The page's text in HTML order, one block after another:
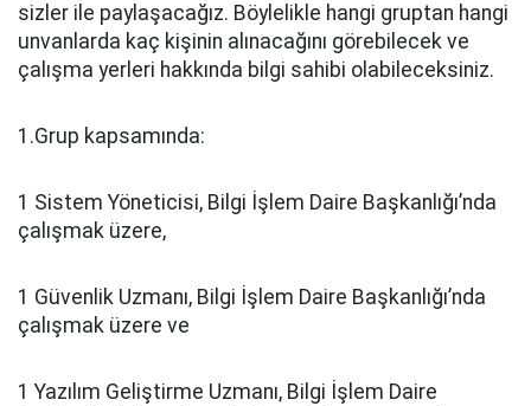
sizler ile paylaşacağız. Böylelikle hangi gruptan hangi
unvanlarda kaç kişinin alınacağını görebilecek ve
çalışma yerleri hakkında bilgi sahibi olabileceksiniz.
1.Grup kapsamında:
1 Sistem Yöneticisi, Bilgi İşlem Daire Başkanlığı’nda
çalışmak üzere,
1 Güvenlik Uzmanı, Bilgi İşlem Daire Başkanlığı’nda
çalışmak üzere ve
1 Yazılım Geliştirme Uzmanı, Bilgi İşlem Daire